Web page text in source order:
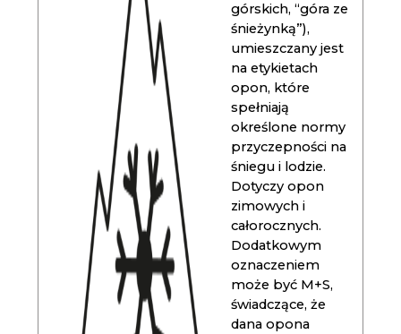
górskich, “góra ze
śnieżynką”),
umieszczany jest
na etykietach
opon, które
spełniają
określone normy
przyczepności na
śniegu i lodzie.
Dotyczy opon
zimowych i
całorocznych.
Dodatkowym
oznaczeniem
może być M+S,
świadczące, że
dana opona